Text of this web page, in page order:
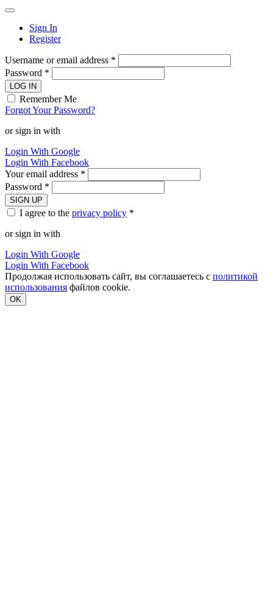
Sign In
Register
Username or email address *
Password *
LOG IN
Remember Me
Forgot Your Password?
or sign in with
Login With Google
Login With Facebook
Your email address *
Password *
SIGN UP
I agree to the privacy policy *
or sign in with
Login With Google
Login With Facebook
Продолжая использовать сайт, вы соглашаетесь с политикой
использования файлов cookie.
OK